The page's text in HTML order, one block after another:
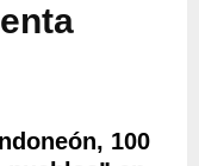
100